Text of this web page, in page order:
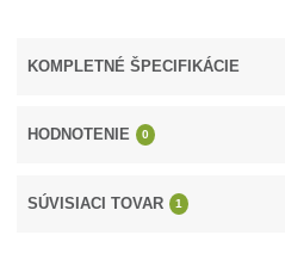
KOMPLETNÉ ŠPECIFIKÁCIE
HODNOTENIE 0
SÚVISIACI TOVAR 1